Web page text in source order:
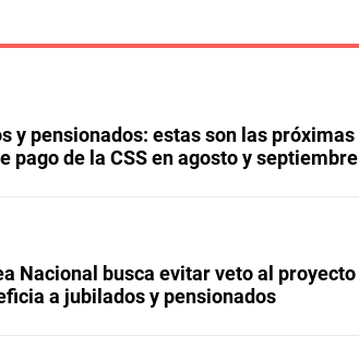
y pensionados: estas son las próximas
pago de la CSS en agosto y septiembre
Nacional busca evitar veto al proyecto
a jubilados y pensionados